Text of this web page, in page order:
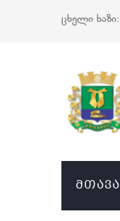
ცხელი